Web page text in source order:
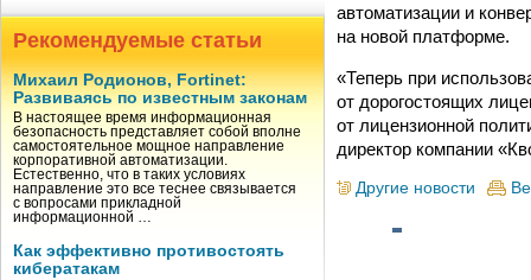
Рекомендуемые статьи
Михаил Родионов, Fortinet:
Развиваясь по известным законам
В настоящее время информационная
безопасность представляет собой вполне
самостоятельное мощное направление
корпоративной автоматизации.
Естественно, что в таких условиях
направление это все теснее связывается
с вопросами прикладной
информационной …
Как эффективно противостоять
кибератакам
автоматизации и
на новой платформе.
«Теперь при
от дорогостоящих
от лицензионной
директор компании
Другие новости